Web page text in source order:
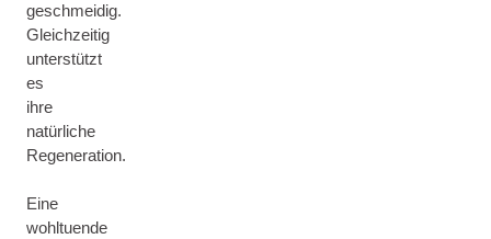
geschmeidig.
Gleichzeitig
unterstützt
es
ihre
natürliche
Regeneration.
Eine
wohltuende